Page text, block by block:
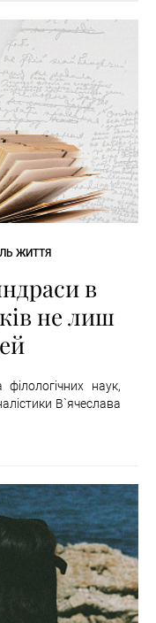
ЖИТТЯ
в
не лиш
наук,
В`ячеслава